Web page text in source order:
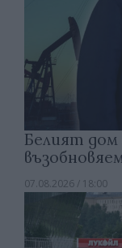
Белият дом
07.08.2026 / 18:00